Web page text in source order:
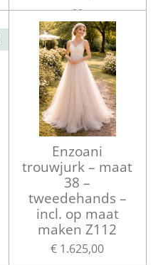
Enzoani
trouwjurk – maat
38 –
tweedehands –
incl. op maat
maken Z112
€ 1.625,00